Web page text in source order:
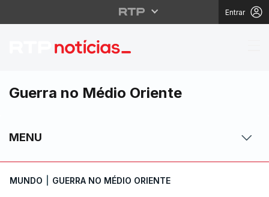
Entrar
ONU pede
Guerra no Médio Oriente
MENU
MUNDO GUERRA NO MÉDIO ORIENTE